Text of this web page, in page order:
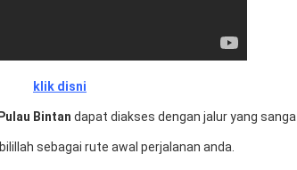
klik disni
Bintan dapat diakses dengan jalur yang
sebagai rute awal perjalanan anda.